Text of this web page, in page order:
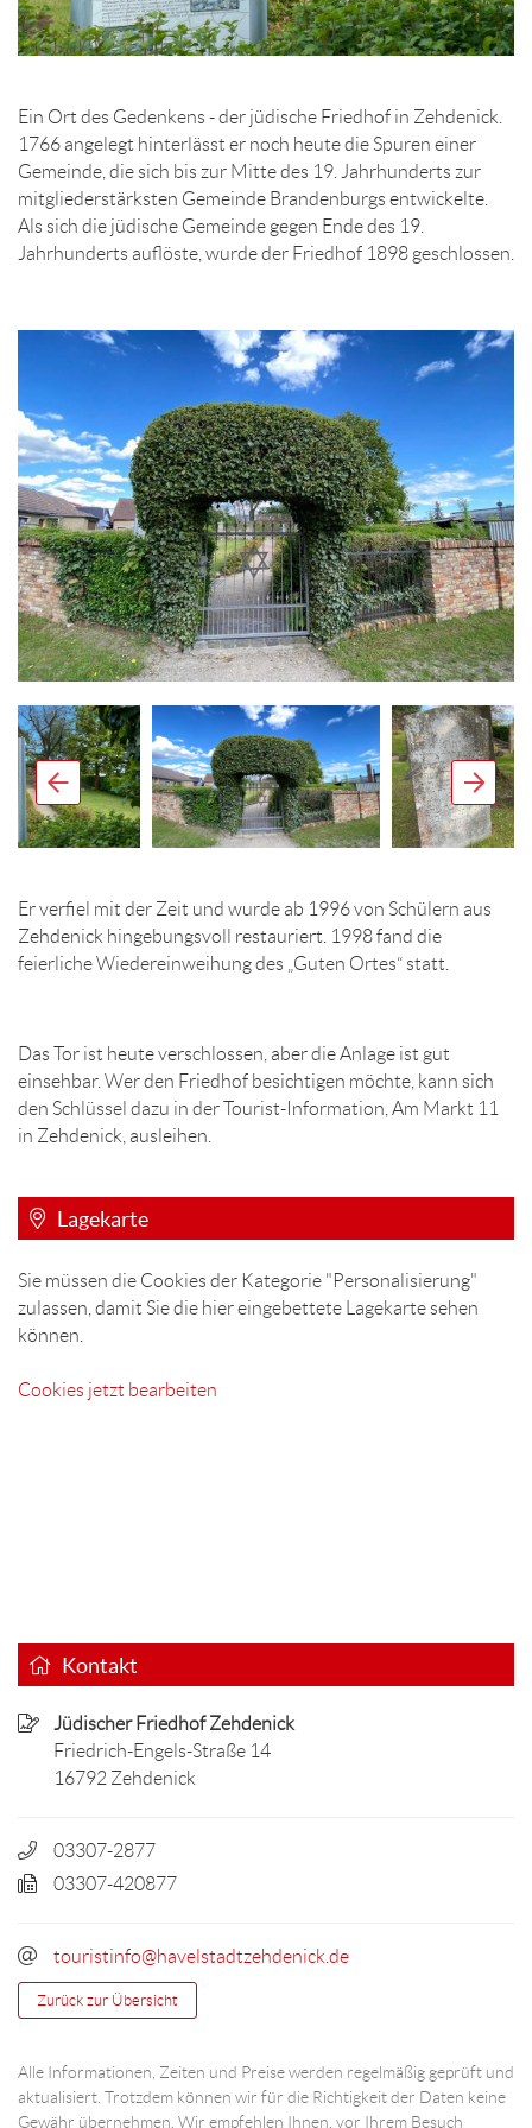
Ein Ort des Gedenkens - der jüdische Friedhof in Zehdenick.
1766 angelegt hinterlässt er noch heute die Spuren einer
Gemeinde, die sich bis zur Mitte des 19. Jahrhunderts zur
mitgliederstärksten Gemeinde Brandenburgs entwickelte.
Als sich die jüdische Gemeinde gegen Ende des 19.
Jahrhunderts auflöste, wurde der Friedhof 1898 geschlossen.
Er verfiel mit der Zeit und wurde ab 1996 von Schülern aus
Zehdenick hingebungsvoll restauriert. 1998 fand die
feierliche Wiedereinweihung des „Guten Ortes“ statt.
Das Tor ist heute verschlossen, aber die Anlage ist gut
einsehbar. Wer den Friedhof besichtigen möchte, kann sich
den Schlüssel dazu in der Tourist-Information, Am Markt 11
in Zehdenick, ausleihen.
Lagekarte
Sie müssen die Cookies der Kategorie "Personalisierung"
zulassen, damit Sie die hier eingebettete Lagekarte sehen
können.
Cookies jetzt bearbeiten
Kontakt
Jüdischer Friedhof Zehdenick
Friedrich-Engels-Straße 14
16792 Zehdenick
03307-2877
03307-420877
touristinfo@havelstadtzehdenick.de
Zurück zur Übersicht
Alle Informationen, Zeiten und Preise werden regelmäßig geprüft und
aktualisiert. Trotzdem können wir für die Richtigkeit der Daten keine
Gewähr übernehmen. Wir empfehlen Ihnen, vor Ihrem Besuch